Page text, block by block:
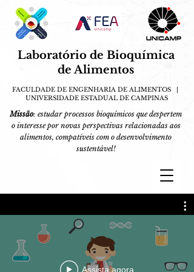
Laboratório de Bioquímica
deAlimentos
FACULDADE DE ENGENHARIA DE ALIMENTOS |
UNIVERSIDADE ESTADUAL DE CAMPINAS
Missão: estudar processos bioquímicos que despertem
o interesse por novas perspectivas relacionadas aos
alimentos, compatíveis com o desenvolvimento
sustentável!
Assista agora